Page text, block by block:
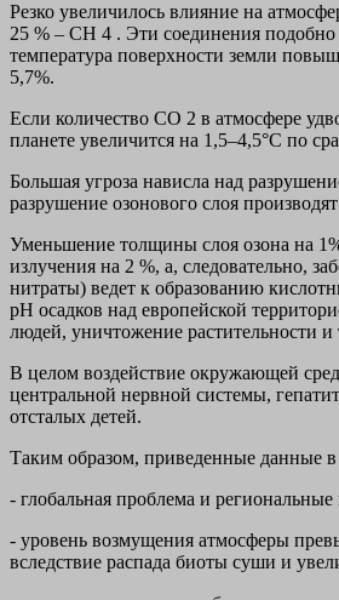
Резко увеличилось влияние на
25 % – СН 4 . Эти соединения подобно
температура поверхности земли
5,7%.
Если количество СО 2 в атмосфере
планете увеличится на 1,5–4,5°С по
Большая угроза нависла над
разрушение озонового слоя
Уменьшение толщины слоя озона на
излучения на 2 %, а, следовательно,
нитраты) ведет к образованию
рН осадков над европейской
людей, уничтожение растительности и
В целом воздействие окружающей
центральной нервной системы,
отсталых детей.
Таким образом, приведенные данные
- глобальная проблема и
- уровень возмущения атмосферы
вследствие распада биоты суши и